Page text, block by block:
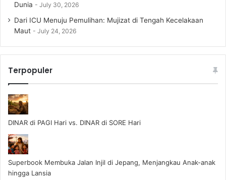
Dunia
July 30, 2026
Dari ICU Menuju Pemulihan: Mujizat di Tengah Kecelakaan
Maut
July 24, 2026
Terpopuler
DINAR di PAGI Hari vs. DINAR di SORE Hari
Superbook Membuka Jalan Injil di Jepang, Menjangkau Anak-anak
hingga Lansia